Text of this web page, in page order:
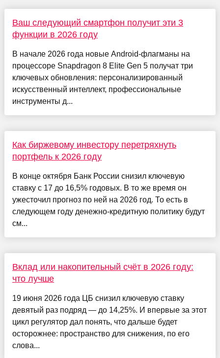
Ваш следующий смартфон получит эти 3
функции в 2026 году
В начале 2026 года новые Android-флагманы на
процессоре Snapdragon 8 Elite Gen 5 получат три
ключевых обновления: персонализированный
искусственный интеллект, профессиональные
инструменты д...
Как биржевому инвестору перетряхнуть
портфель к 2026 году
В конце октября Банк России снизил ключевую
ставку с 17 до 16,5% годовых. В то же время он
ужесточил прогноз по ней на 2026 год. То есть в
следующем году денежно-кредитную политику будут
см...
Вклад или накопительный счёт в 2026 году:
что лучше
19 июня 2026 года ЦБ снизил ключевую ставку
девятый раз подряд — до 14,25%. И впервые за этот
цикл регулятор дал понять, что дальше будет
осторожнее: пространство для снижения, по его
слова...